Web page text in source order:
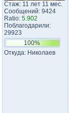
Стаж: 11 лет 11 мес.
Сообщений: 9424
Ratio: 5.902
Поблагодарили:
29923
100%
Откуда: Николаев